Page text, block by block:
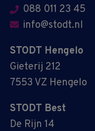
088 011 23 45
info@stodt.nl
STODT Hengelo
Gieterij 212
7553 VZ Hengelo
STODT Best
De Rijn 14